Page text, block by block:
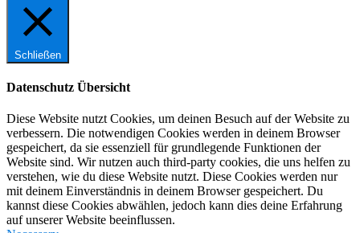
Schließen
Datenschutz Übersicht
Diese Website nutzt Cookies, um deinen Besuch auf der Website zu
verbessern. Die notwendigen Cookies werden in deinem Browser
gespeichert, da sie essenziell für grundlegende Funktionen der
Website sind. Wir nutzen auch third-party cookies, die uns helfen zu
verstehen, wie du diese Website nutzt. Diese Cookies werden nur
mit deinem Einverständnis in deinem Browser gespeichert. Du
kannst diese Cookies abwählen, jedoch kann dies deine Erfahrung
auf unserer Website beeinflussen.